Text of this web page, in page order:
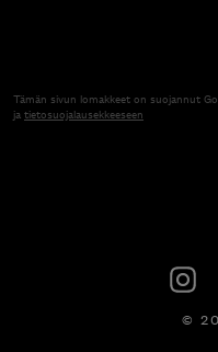
Tämän sivun lomakkeet on suojannut
jatietosuojalausekkeeseen
©